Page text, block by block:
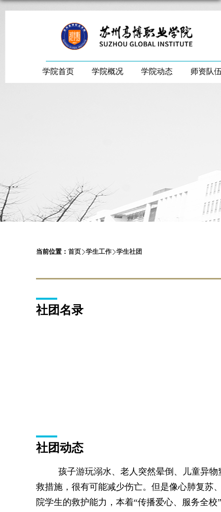
学院首页 学院概况 学院动态 师资队
当前位置： 首页 学生工作 学生社团
社团名录
社团动态
孩子游玩溺水、老人突然晕倒、儿童异物
救措施，很有可能减少伤亡。但是像心肺复苏
院学生的救护能力，本着“传播爱心、服务全